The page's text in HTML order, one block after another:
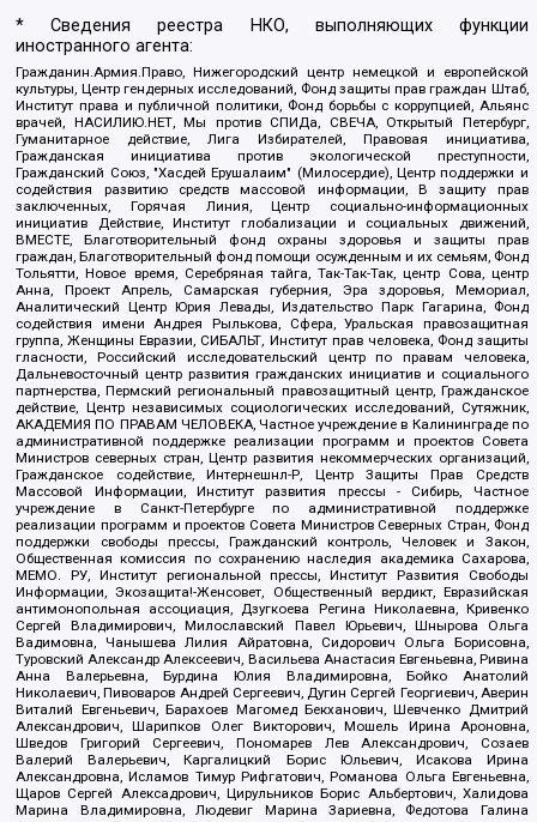
* Сведения реестра НКО, выполняющих функции
иностранного агента:
Гражданин.Армия.Право, Нижегородский центр немецкой и европейской
культуры, Центр гендерных исследований, Фонд защиты прав граждан Штаб,
Институт права и публичной политики, Фонд борьбы с коррупцией, Альянс
врачей, НАСИЛИЮ.НЕТ, Мы против СПИДа, СВЕЧА, Открытый Петербург,
Гуманитарное действие, Лига Избирателей, Правовая инициатива,
Гражданская инициатива против экологической преступности,
Гражданский Союз, "Хасдей Ерушалаим" (Милосердие), Центр поддержки и
содействия развитию средств массовой информации, В защиту прав
заключенных, Горячая Линия, Центр социально-информационных
инициатив Действие, Институт глобализации и социальных движений,
ВМЕСТЕ, Благотворительный фонд охраны здоровья и защиты прав
граждан, Благотворительный фонд помощи осужденным и их семьям, Фонд
Тольятти, Новое время, Серебряная тайга, Так-Так-Так, центр Сова, центр
Анна, Проект Апрель, Самарская губерния, Эра здоровья, Мемориал,
Аналитический Центр Юрия Левады, Издательство Парк Гагарина, Фонд
содействия имени Андрея Рылькова, Сфера, Уральская правозащитная
группа, Женщины Евразии, СИБАЛЬТ, Институт прав человека, Фонд защиты
гласности, Российский исследовательский центр по правам человека,
Дальневосточный центр развития гражданских инициатив и социального
партнерства, Пермский региональный правозащитный центр, Гражданское
действие, Центр независимых социологических исследований, Сутяжник,
АКАДЕМИЯ ПО ПРАВАМ ЧЕЛОВЕКА, Частное учреждение в Калининграде по
административной поддержке реализации программ и проектов Совета
Министров северных стран, Центр развития некоммерческих организаций,
Гражданское содействие, Интернешнл-Р, Центр Защиты Прав Средств
Массовой Информации, Институт развития прессы - Сибирь, Частное
учреждение в Санкт-Петербурге по административной поддержке
реализации программ и проектов Совета Министров Северных Стран, Фонд
поддержки свободы прессы, Гражданский контроль, Человек и Закон,
Общественная комиссия по сохранению наследия академика Сахарова,
МЕМО. РУ, Институт региональной прессы, Институт Развития Свободы
Информации, Экозащита!-Женсовет, Общественный вердикт, Евразийская
антимонопольная ассоциация, Дзугкоева Регина Николаевна, Кривенко
Сергей Владимирович, Милославский Павел Юрьевич, Шнырова Ольга
Вадимовна, Чанышева Лилия Айратовна, Сидорович Ольга Борисовна,
Туровский Александр Алексеевич, Васильева Анастасия Евгеньевна, Ривина
Анна Валерьевна, Бурдина Юлия Владимировна, Бойко Анатолий
Николаевич, Пивоваров Андрей Сергеевич, Дугин Сергей Георгиевич, Аверин
Виталий Евгеньевич, Барахоев Магомед Бекханович, Шевченко Дмитрий
Александрович, Шарипков Олег Викторович, Мошель Ирина Ароновна,
Шведов Григорий Сергеевич, Пономарев Лев Александрович, Созаев
Валерий Валерьевич, Каргалицкий Борис Юльевич, Исакова Ирина
Александровна, Исламов Тимур Рифгатович, Романова Ольга Евгеньевна,
Щаров Сергей Алексадрович, Цирульников Борис Альбертович, Халидова
Марина Владимировна, Людевиг Марина Зариевна, Федотова Галина